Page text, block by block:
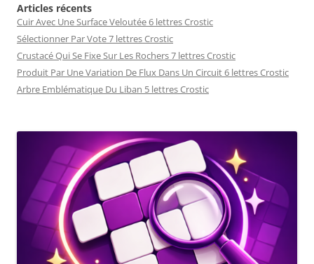
Articles récents
Cuir Avec Une Surface Veloutée 6 lettres Crostic
Sélectionner Par Vote 7 lettres Crostic
Crustacé Qui Se Fixe Sur Les Rochers 7 lettres Crostic
Produit Par Une Variation De Flux Dans Un Circuit 6 lettres Crostic
Arbre Emblématique Du Liban 5 lettres Crostic